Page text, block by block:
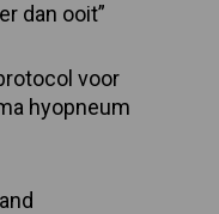
dan ooit”
voor
hyopneum